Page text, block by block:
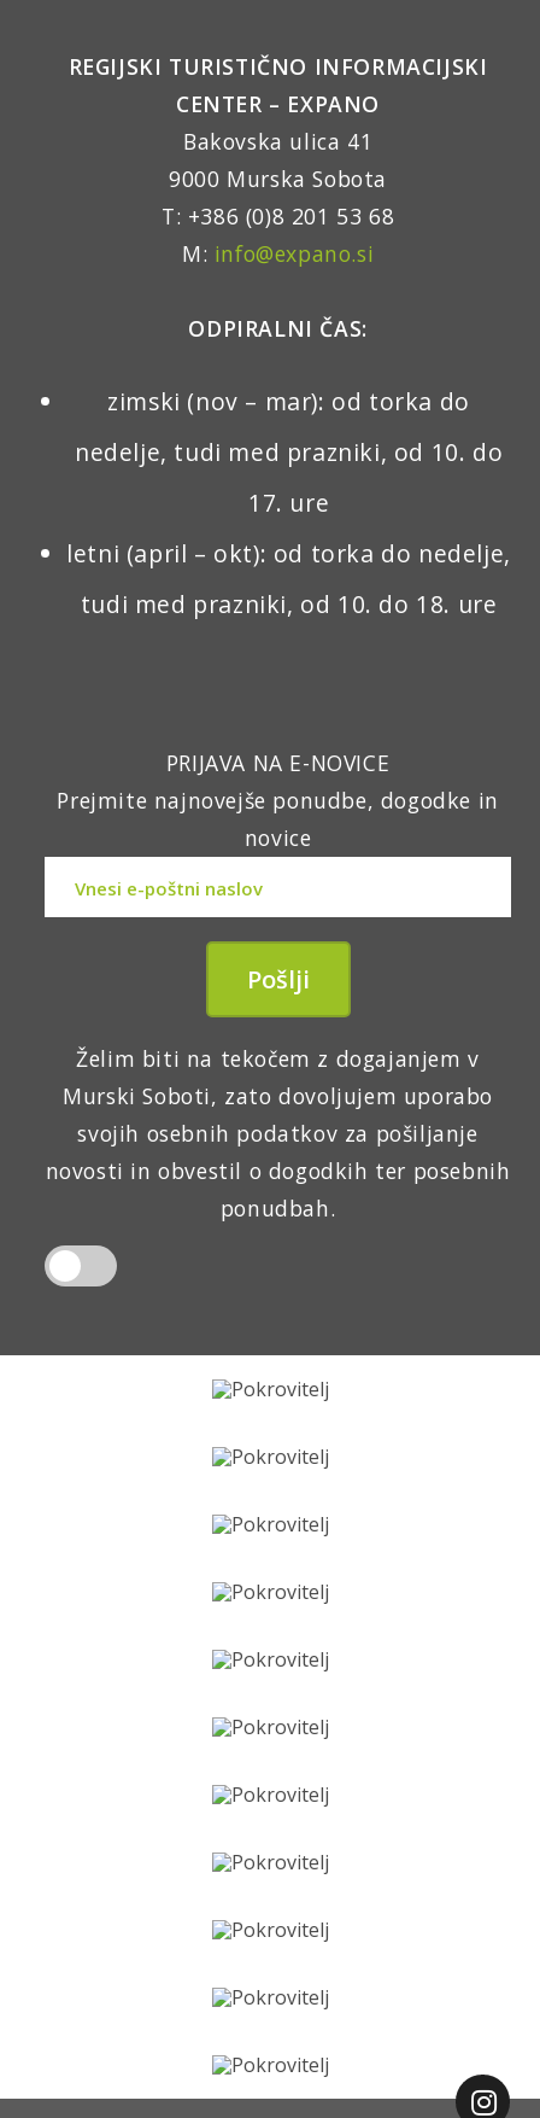
REGIJSKI TURISTIČNO INFORMACIJSKI
CENTER – EXPANO
Bakovska ulica 41
9000 Murska Sobota
T: +386 (0)8 201 53 68
M: info@expano.si
ODPIRALNI ČAS:
zimski (nov – mar): od torka do
nedelje, tudi med prazniki, od 10. do
17. ure
letni (april – okt): od torka do nedelje,
tudi med prazniki, od 10. do 18. ure
PRIJAVA NA E-NOVICE
Prejmite najnovejše ponudbe, dogodke in
novice
Želim biti na tekočem z dogajanjem v
Murski Soboti, zato dovoljujem uporabo
svojih osebnih podatkov za pošiljanje
novosti in obvestil o dogodkih ter posebnih
ponudbah.